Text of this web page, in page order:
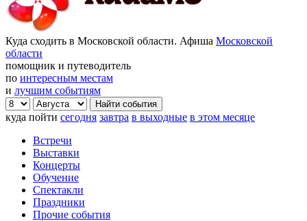
Куда сходить в Московской области. Афиша Московской
области
помощник и путеводитель
по интересным местам
и лучшим событиям
куда пойти сегодня завтра в выходные в этом месяце
Встречи
Выставки
Концерты
Обучение
Спектакли
Праздники
Прочие события